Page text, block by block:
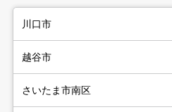
川口市
越谷市
さいたま市南区